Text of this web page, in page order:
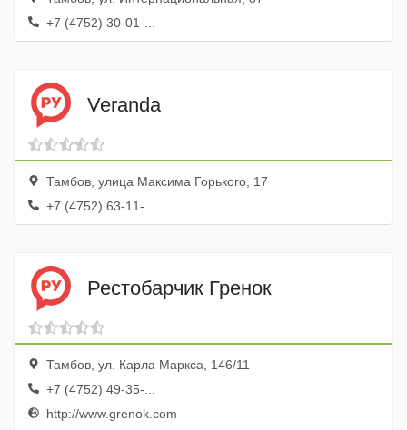
+7 (4752) 30-01-...
Veranda
Тамбов, улица Максима Горького, 17
+7 (4752) 63-11-...
Рестобарчик Гренок
Тамбов, ул. Карла Маркса, 146/11
+7 (4752) 49-35-...
http://www.grenok.com